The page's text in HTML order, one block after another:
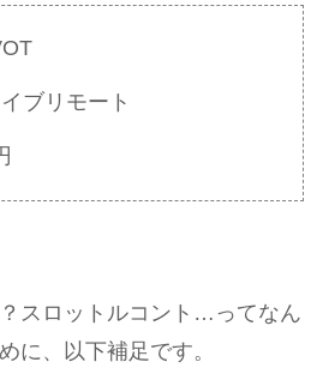
ブリモート
スロットルコント…ってなん
に、以下補足です。